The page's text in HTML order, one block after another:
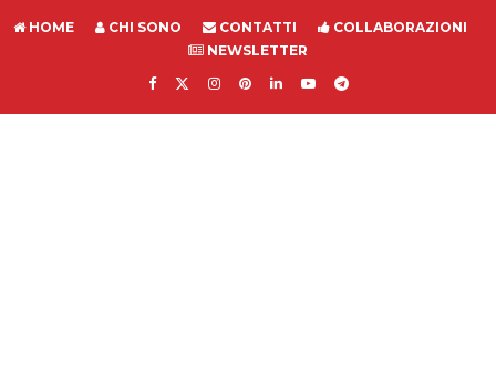
HOME CHI SONO CONTATTI
COLLABORAZIONI
NEWSLETTER